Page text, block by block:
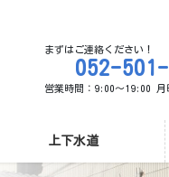
まずはご連絡ください！
052-
営業時間：9:00～19:00 月
上下水道